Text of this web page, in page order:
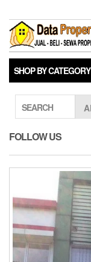
the
content
SHOP BY CATEGORY
SEARCH
FOLLOW US